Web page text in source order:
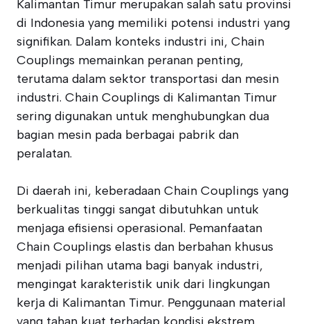
Kalimantan Timur merupakan salah satu provinsi
di Indonesia yang memiliki potensi industri yang
signifikan. Dalam konteks industri ini, Chain
Couplings memainkan peranan penting,
terutama dalam sektor transportasi dan mesin
industri. Chain Couplings di Kalimantan Timur
sering digunakan untuk menghubungkan dua
bagian mesin pada berbagai pabrik dan
peralatan.
Di daerah ini, keberadaan Chain Couplings yang
berkualitas tinggi sangat dibutuhkan untuk
menjaga efisiensi operasional. Pemanfaatan
Chain Couplings elastis dan berbahan khusus
menjadi pilihan utama bagi banyak industri,
mengingat karakteristik unik dari lingkungan
kerja di Kalimantan Timur. Penggunaan material